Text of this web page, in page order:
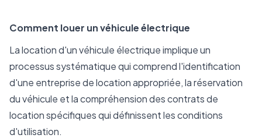
Comment louer un véhicule électrique
La location d'un véhicule électrique implique un
processus systématique qui comprend l'identification
d'une entreprise de location appropriée, la réservation
du véhicule et la compréhension des contrats de
location spécifiques qui définissent les conditions
d'utilisation.